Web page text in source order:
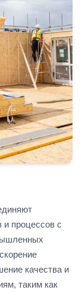
и процессов с
качества и
таким как